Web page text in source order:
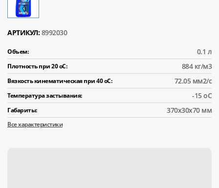
АРТИКУЛ: 8992030
Объем: 0.1 л
Плотность при 20 оС: 884 кг/м3
Вязкость кинематическая при 40 оС: 72.05 мм2/с
Температура застывания: -15 оС
Габариты: 370x30x70 мм
Все характеристики